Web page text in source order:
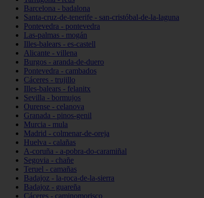
Barcelona - badalona
Santa-cruz-de-tenerife - san-cristóbal-de-la-laguna
Pontevedra - pontevedra
Las-palmas - mogán
Illes-balears - es-castell
Alicante - villena
Burgos - aranda-de-duero
Pontevedra - cambados
Cáceres - trujillo
Illes-balears - felanitx
Sevilla - bormujos
Ourense - celanova
Granada - pinos-genil
Murcia - mula
Madrid - colmenar-de-oreja
Huelva - calañas
A-coruña - a-pobra-do-caramiñal
Segovia - chañe
Teruel - camañas
Badajoz - la-roca-de-la-sierra
Badajoz - guareña
Cáceres - caminomorisco